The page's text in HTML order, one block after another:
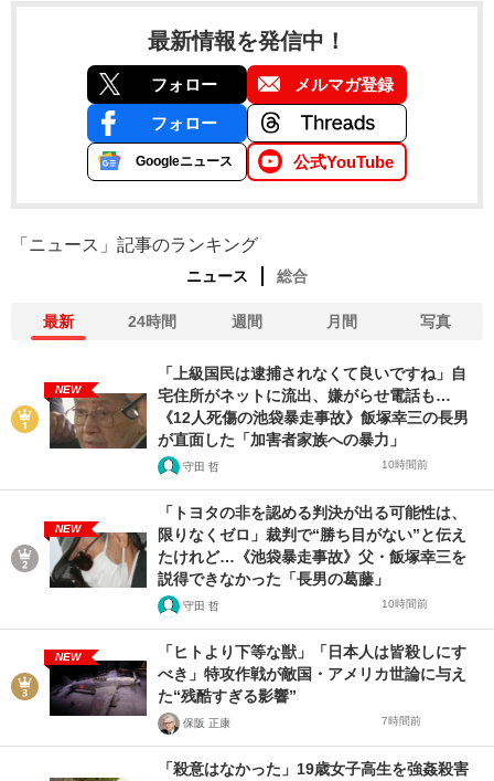
最新情報を発信中！
フォロー メルマガ登録
フォロー
Googleニュース 公式YouTube
「ニュース」記事のランキング
ニュース 総合
最新 24時間 週間 月間 写真
NEW
「上級国民は逮捕されなくて良いですね」自
宅住所がネットに流出、嫌がらせ電話も…
《12人死傷の池袋暴走事故》飯塚幸三の長男
が直面した「加害者家族への暴力」
守田 哲 10時間前
NEW
「トヨタの非を認める判決が出る可能性は、
限りなくゼロ」裁判で“勝ち目がない”と伝え
たけれど…《池袋暴走事故》父・飯塚幸三を
説得できなかった「長男の葛藤」
守田 哲 10時間前
NEW
「ヒトより下等な獣」「日本人は皆殺しにす
べき」特攻作戦が敵国・アメリカ世論に与え
た“残酷すぎる影響”
保阪 正康 7時間前
「殺意はなかった」19歳女子高生を強姦殺害